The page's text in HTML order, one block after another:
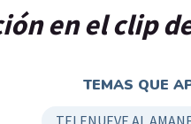
en el clip
TEMAS QUE
TELENUEVE AL